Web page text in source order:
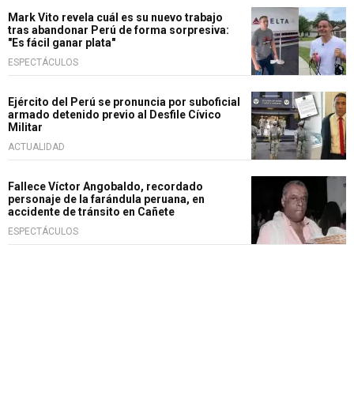
Mark Vito revela cuál es su nuevo trabajo
tras abandonar Perú de forma sorpresiva:
"Es fácil ganar plata"
ESPECTÁCULOS
Ejército del Perú se pronuncia por suboficial
armado detenido previo al Desfile Cívico
Militar
ACTUALIDAD
Fallece Víctor Angobaldo, recordado
personaje de la farándula peruana, en
accidente de tránsito en Cañete
ESPECTÁCULOS